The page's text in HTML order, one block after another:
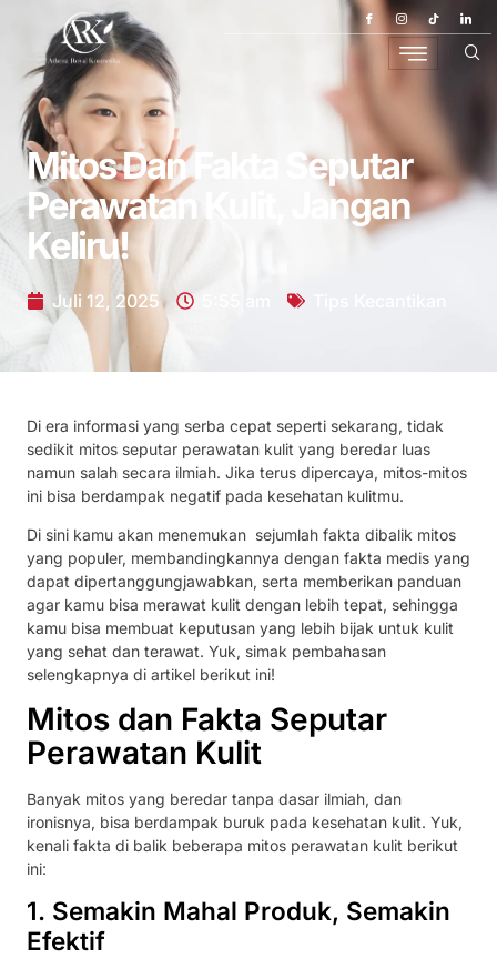
Mitos Dan Fakta Seputar
Perawatan Kulit, Jangan
Keliru!
Juli 12, 2025
Di era informasi yang serba cepat seperti sekarang, tidak
sedikit mitos seputar perawatan kulit yang beredar luas
namun salah secara ilmiah. Jika terus dipercaya, mitos-mitos
ini bisa berdampak negatif pada kesehatan kulitmu.
Di sini kamu akan menemukan sejumlah fakta dibalik mitos
yang populer, membandingkannya dengan fakta medis yang
dapat dipertanggungjawabkan, serta memberikan panduan
agar kamu bisa merawat kulit dengan lebih tepat, sehingga
kamu bisa membuat keputusan yang lebih bijak untuk kulit
yang sehat dan terawat. Yuk, simak pembahasan
selengkapnya di artikel berikut ini!
Mitos dan Fakta Seputar
Perawatan Kulit
Banyak mitos yang beredar tanpa dasar ilmiah, dan
ironisnya, bisa berdampak buruk pada kesehatan kulit. Yuk,
kenali fakta di balik beberapa mitos perawatan kulit berikut
ini:
1. Semakin Mahal Produk, Semakin
Efektif